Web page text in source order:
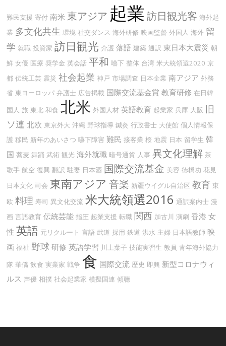
難民支援 寄付 南米 東アジア 起業 訪日観光客 海外起
業 多文化共生 環境 社交ダンス 海外研修 映画監督 外国人 海外 留
学 就職 投資家 訪日観光 介護 落語 建築 通訳 東日本大震災 朝
鮮 女優 医療 奨学金 英会話 平和 嚥下 整体 台湾 米大統領選2020 京
都 伝統工芸 震災 社会起業 神戸 市場調査 日本企業 南アジア 外務
省 東ヨーロッパ 弁護士 広告掲載 国際交流基金賞 教育研修 在日韓
国人 旅 東北 和食 北米 外国人材 英語教育 起業家 兵庫 大阪 旧
ソ連 北欧 東京外大 沖縄 野球指導 鍼灸 行政書士 大使館 個人情報保
護 移民 新年のあいさつ 嚥下障害 難民 接客業 桜 地震 日本 留学生 韓
国 蕎麦 舞踊 武術 観光 海外就職 暗号通貨 人事 異文化理解 茶
歌手 航空 復興 翻訳 駐妻 日本酒 国際交流基金 美容 徳橋功 花見
日本文化 司会 東南アジア 音楽 新疆ウイグル自治区 教育 東
欧 料理 寿司 異文化交流 米大統領選2016 通訳案内士 漫
画 言語教育 伝統芸能 指圧 起業支援 転職 関西 加古川 演劇 香港 女
性 英語 元リクルート 言語 武道 採用 鉄道 洪水 主婦 日本語教師 映
画 福祉 野球 研修 英語学習 川上葉子 技能実習生 教員 青年海外協力
隊 華僑 飲食 実業家 戦争 食 国際交流 歴史 即興 新型コロナウィ
ルス 声優 相撲 社会起業家 模擬国連 傾聴